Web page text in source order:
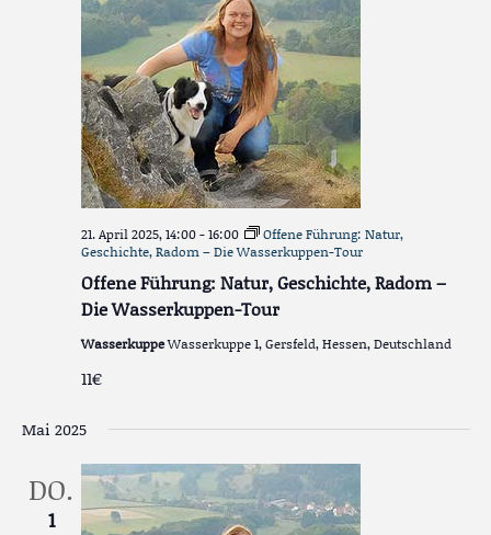
Offene Führung: Natur, Geschichte, Radom –
Die Wasserkuppen-Tour
21. April 2025, 14:00-16:00
Offene Führung: Natur,
Geschichte, Radom – Die Wasserkuppen-Tour
WasserkuppeWasserkuppe 1, Gersfeld, Hessen, Deutschland
11€
Mai 2025
DO.
1